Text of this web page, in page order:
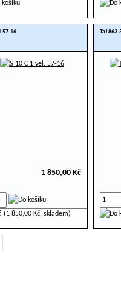
57-16
1 850,00 Kč
TaJ